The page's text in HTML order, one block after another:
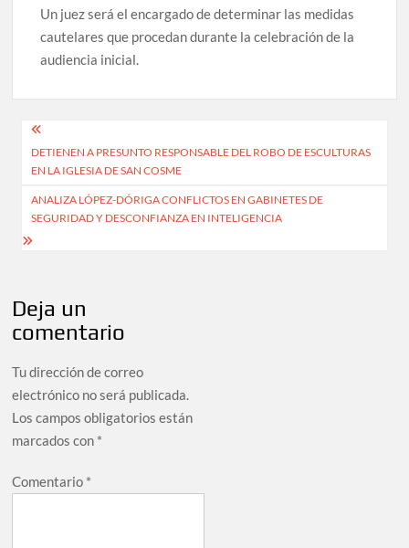
Un juez será el encargado de determinar las medidas
cautelares que procedan durante la celebración de la
audiencia inicial.
Navegación
de
entradas
DETIENEN A PRESUNTO RESPONSABLE DEL ROBO DE ESCULTURAS
EN LA IGLESIA DE SAN COSME
ANALIZA LÓPEZ-DÓRIGA CONFLICTOS EN GABINETES DE
SEGURIDAD Y DESCONFIANZA EN INTELIGENCIA
Deja un
comentario
Tu dirección de correo
electrónico no será publicada.
Los campos obligatorios están
marcados con *
Comentario *